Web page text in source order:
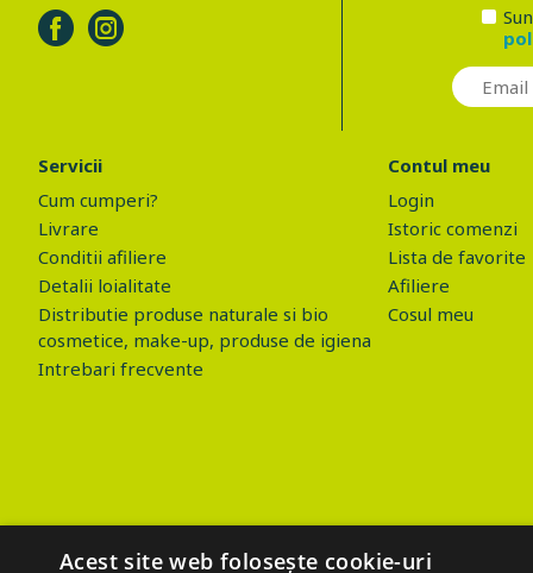
Servicii
Cum cumperi?
Livrare
Conditii afiliere
Detalii loialitate
Distributie produse naturale si bio
cosmetice, make-up, produse de igiena
Intrebari frecvente
Contul meu
Login
Istoric comenzi
Lista de favorite
Afiliere
Cosul meu
Acest site web folosește cookie-uri